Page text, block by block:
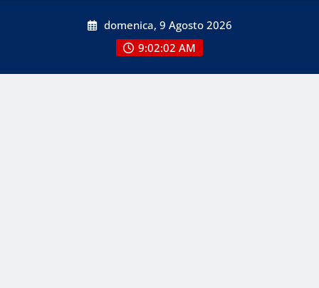
domenica, 9 Agosto 2026
9:02:02 AM